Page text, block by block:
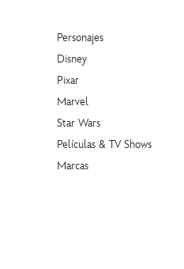
Personajes
Disney
Pixar
Marvel
Star Wars
Películas & TV Shows
Marcas